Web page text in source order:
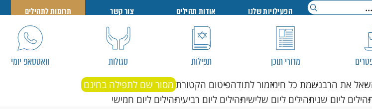
הפעילויות שלנו אודות תהילים צור קשר תרומות לתהילים
מדורי תוכן תפילות סגולות וואטסאפ יומי
שאל את הרבנשמת כל חימזמור לתודהפיטום הקטורת מסור שם לתפילה בחינם
ליום שניתהילים ליום שלישיתהילים ליום רביעיתהילים ליום חמישי